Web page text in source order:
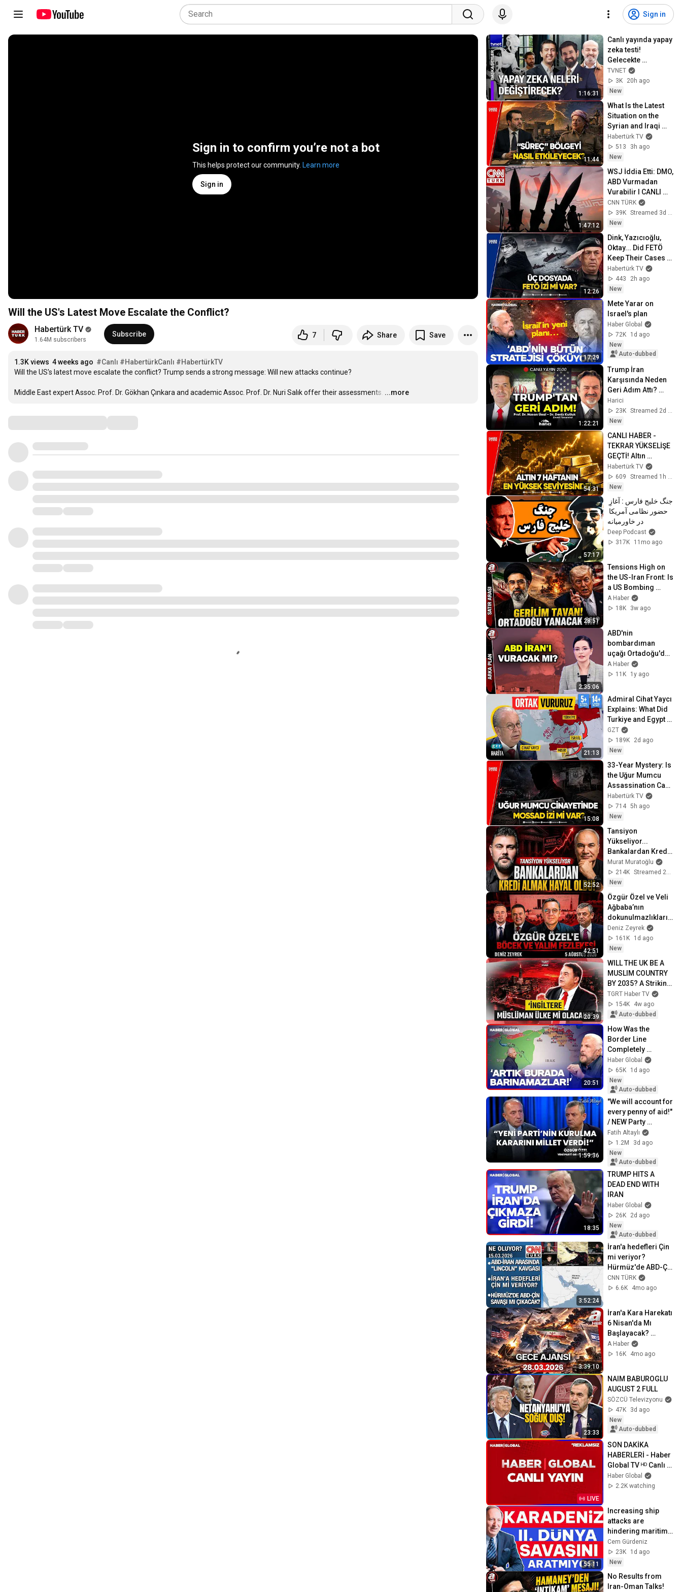
Sign in
Sign in to confirm you’re not a bot
This helps protect our community. Learn more
Sign in
Will the US's Latest Move Escalate the Conflict?
Habertürk TV
1.64M subscribers
Subscribe 7 Share Save
1.3K views 4 weeks ago #Canlı #HabertürkCanlı #HabertürkTV
Will the US's latest move escalate the conflict? Trump sends a strong message: Will new attacks continue?
Middle East expert Assoc. Prof. Dr. Gökhan Çınkara and academic Assoc. Prof. Dr. Nuri Salık offer their assessments. …
...more
1:16:31
Canlı yayında yapay
zeka testi!
Gelecekte
insanların yerini mi
alacak? | Başka
Şeyler
TVNET
3K
20h ago
New
11:44
What Is the Latest
Situation on the
Syrian and Iraqi
Border? What
Message Did Abbas
Araghchi Give...
Habertürk TV
513
3h ago
New
1:47:12
WSJ İddia Etti: DMO,
ABD Vurmadan
Vurabilir I CANLI
HABER
CNN TÜRK
39K
Streamed 3d ago
New
12:26
Dink, Yazıcıoğlu,
Oktay... Did FETÖ
Keep Their Cases in
the Dark?
Habertürk TV
443
2h ago
New
17:29
Mete Yarar on
Israel's plan
Haber Global
72K
1d ago
New
Auto-dubbed
1:22:21
Trump İran
Karşısında Neden
Geri Adım Attı?
Hasan Ünal - Deniz
Kutluk | CANLI
Harici
23K
New
54:31
CANLI HABER -
TEKRAR YÜKSELİŞE
GEÇTİ! Altın
Yükselmeye Devam
Edecek Mi?
Habertürk TV
609
New
57:17
در خاورمیانه
Deep Podcast
317K
11mo ago
28:51
Tensions High on
the US-Iran Front: Is
a US Bombing
Campaign
Beginning? | A
A Haber
18K
3w ago
2:35:06
ABD'nin
bombardıman
uçağı Ortadoğu'da!
- Arka Plan -
19.06.2025 | A
A Haber
11K
1y ago
21:13
Admiral Cihat Yaycı
Explains: What Did
Turkiye and Egypt
Sign?
GZT
189K
2d ago
New
15:08
33-Year Mystery: Is
the Uğur Mumcu
Assassination Case
Being Reopened?
Habertürk TV
714 5h ago
New
52:52
Tansiyon
Yükseliyor...
Bankalardan Kredi
Almak Hayal Oldu! |
Murat Muratoğlu -
Remzi Özdemir
Murat Muratoğlu
214K
Streamed 2d ago
New
42:51
Özgür Özel ve Veli
Ağbaba’nın
dokunulmazlıkların
ın kaldırılması için
rüşvet fezlekesi
gönderildi.
Deniz Zeyrek
161K
1d ago
New
20:39
WILL THE UK BE A
MUSLIM COUNTRY
BY 2035? A Striking
Analysis by
Abdullah Çiftçi!
TGRT Haber TV
154K
4w ago
Auto-dubbed
20:51
How Was the
Border Line
Completely
Cleared? Mete
Yarar Explains the
Unknown Aspects
of the Process
Haber Global
65K
1d ago
New
Auto-dubbed
1:59:36
"We will account for
every penny of aid!"
/ NEW Party
Chairman Özgür
Özel & Fatih Altaylı
Fatih Altaylı
1.2M
3d ago
New
Auto-dubbed
18:35
TRUMP HITS A
DEAD END WITH
IRAN
Haber Global
26K
2d ago
New
Auto-dubbed
3:52:24
İran'a hedefleri Çin
mi veriyor?
Hürmüz'de ABD-Çin
savaşı mı çıkacak?
- Ne Oluyor?
CNN TÜRK
6.6K
4mo ago
3:39:10
İran'a Kara Harekatı
6 Nisan'da Mı
Başlayacak?
ABD'nin İran Planı
Ne? I Gece Ajansı I
A Haber
16K
4mo ago
23:33
NAIM BABUROGLU
AUGUST 2 FULL
SÖZCÜ Televizyonu
47K
3d ago
New
Auto-dubbed
LIVE
SON DAKİKA
HABERLERİ - Haber
Global TV ᴴᴰ Canlı
TV İzle
Haber Global
2.2K watching
55:11
Increasing ship
attacks are
hindering maritime
trade in the Black
Sea
Cem Gürdeniz
23K
1d ago
New
No Results from
Iran-Oman Talks!